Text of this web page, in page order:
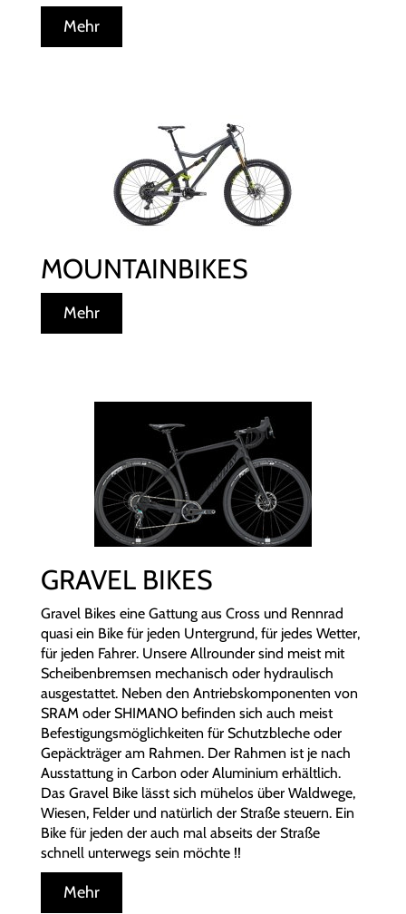
Mehr
MOUNTAINBIKES
Mehr
GRAVEL BIKES
Gravel Bikes eine Gattung aus Cross und Rennrad
quasi ein Bike für jeden Untergrund, für jedes Wetter,
für jeden Fahrer. Unsere Allrounder sind meist mit
Scheibenbremsen mechanisch oder hydraulisch
ausgestattet. Neben den Antriebskomponenten von
SRAM oder SHIMANO befinden sich auch meist
Befestigungsmöglichkeiten für Schutzbleche oder
Gepäckträger am Rahmen. Der Rahmen ist je nach
Ausstattung in Carbon oder Aluminium erhältlich.
Das Gravel Bike lässt sich mühelos über Waldwege,
Wiesen, Felder und natürlich der Straße steuern. Ein
Bike für jeden der auch mal abseits der Straße
schnell unterwegs sein möchte !!
Mehr